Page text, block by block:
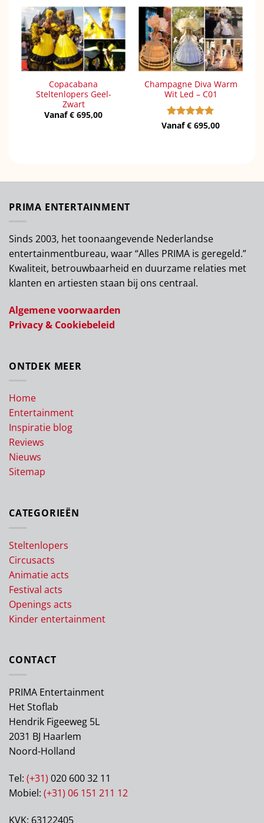
Copacabana
Steltenlopers Geel-
Zwart
Vanaf€ 695,00
Champagne Diva Warm
Wit Led – C01
Gewaardeerd
Vanaf€ 695,00
PRIMA ENTERTAINMENT
Sinds 2003, het toonaangevende Nederlandse
entertainmentbureau, waar “Alles PRIMA is geregeld.”
Kwaliteit, betrouwbaarheid en duurzame relaties met
klanten en artiesten staan bij ons centraal.
Algemene voorwaarden
Privacy & Cookiebeleid
ONTDEK MEER
Home
Entertainment
Inspiratie blog
Reviews
Nieuws
Sitemap
CATEGORIEËN
Steltenlopers
Circusacts
Animatie acts
Festival acts
Openings acts
Kinder entertainment
CONTACT
PRIMA Entertainment
Het Stoflab
Hendrik Figeeweg 5L
2031 BJ Haarlem
Noord-Holland
Tel: (+31) 020 600 32 11
Mobiel: (+31) 06 151 211 12
KVK: 63122405